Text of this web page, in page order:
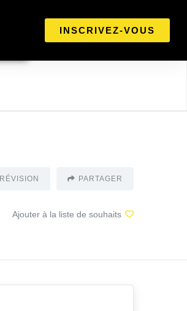
INSCRIVEZ-VOUS
RÉVISION PARTAGER
Ajouter à la liste de souhaits